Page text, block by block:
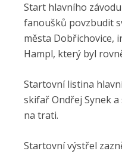
Start hlavního
fanoušků povzbudit
města Dobřichovice,
Hampl, který byl
Startovní listina
skifař Ondřej Synek
na trati.
Startovní výstřel